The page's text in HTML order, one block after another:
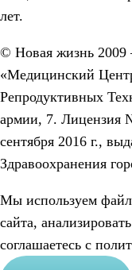
лет.
© Новая жизнь
«Медицинский
Репродуктивных
армии, 7. Лицензия
сентября 2016 г.,
Здравоохранения
Мы используем
сайта,
соглашаетесь с